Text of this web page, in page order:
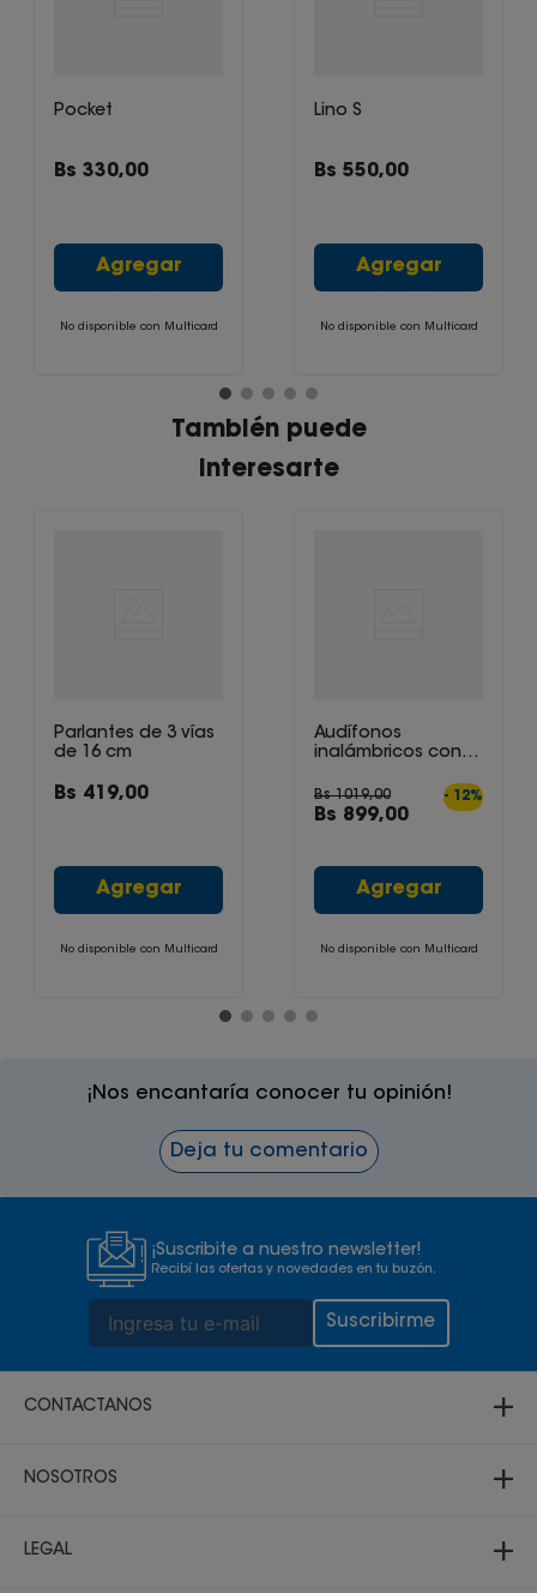
Pocket
Bs 330,00
Agregar
No disponible con Multicard
Lino S
Bs 550,00
Agregar
No disponible con Multicard
También puede
interesarte
Parlantes de 3 vías
de 16 cm
Bs 419,00
Agregar
No disponible con Multicard
Audífonos
inalámbricos con
WH-CH720N
Bs 1019,00
Bs 899,00
- 12%
Agregar
No disponible con Multicard
¡Nos encantaría conocer tu opinión!
Deja tu comentario
¡Suscribite a nuestro newsletter!
Recibí las ofertas y novedades en tu buzón.
Suscribirme
CONTACTANOS +
Atención telefónica
3 3431700
NOSOTROS +
Acerca de Multicenter
LEGAL +